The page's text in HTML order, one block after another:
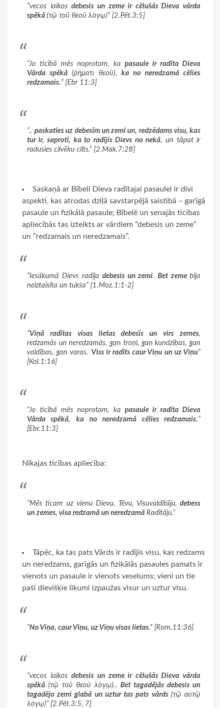
“vecos laikosdebesis un zeme ir cēlušās Dieva vārda
spēkā (τῷ τοῦ θεοῦ λόγῳ)” [2.Pēt.3:5]
“Jo ticībā mēs noprotam, ka pasaule ir radīta Dieva
Vārda spēkā (ῥήματι θεοῦ),ka no neredzamā cēlies
redzamais.” [Ebr 11:3]
“..paskaties uz debesīm un zemi un, redzēdams visu, kas
tur ir, saproti, ka to radījis Dievs no nekā, un tāpat ir
radusies cilvēku cilts.” [2.Mak.7:28]
Saskaņā ar Bībeli Dieva radītajai pasaulei ir divi
aspekti, kas atrodas dziļā savstarpējā saistībā – garīgā
pasaule un fizikālā pasaule; Bībelē un senajās ticības
apliecībās tas izteikts ar vārdiem “debesis un zeme”
un “redzamais un neredzamais”.
“Iesākumā Dievs radījadebesis un zemi.Bet zemebija
neiztaisīta un tukša” [1.Moz.1:1-2]
“Viņā radītas visas lietas debesīs un virs zemes,
redzamās un neredzamās, gan troņi, gan kundzības, gan
valdības, gan varas. Viss ir radīts caur Viņu un uz Viņu”
[Kol.1:16]
“Jo ticībā mēs noprotam, ka pasaule ir radīta Dieva
Vārda spēkā, ka no neredzamā cēlies redzamais.”
[Ebr.11:3]
Nīkajas ticības apliecība:
“Mēs ticam uz vienu Dievu, Tēvu, Visuvaldītāju,debess
un zemes, visa redzamā un neredzamā Radītāju.”
Tāpēc, ka tas pats Vārds ir radījis visu, kas redzams
un neredzams, garīgās un fizikālās pasaules pamats ir
vienots un pasaule ir vienots veselums; vieni un tie
paši dievišķie likumi izpaužas visur un uztur visu.
“No Viņa, caur Viņu, uz Viņu visas lietas.” [Rom.11:36]
“vecos laikosdebesis un zeme ir cēlušās Dieva vārda
spēkā (τῷ τοῦ θεοῦ λόγῳ)..Bet tagadējās debesis un
tagadējo zemi glabā un uztur tas pats vārds (τῷ αὐτῷ
λόγῳ)” [2.Pēt.3:5, 7]